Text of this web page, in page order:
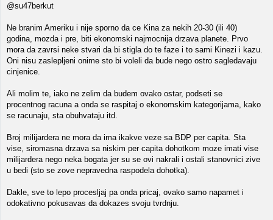
@su47berkut
Ne branim Ameriku i nije sporno da ce Kina za nekih 20-30 (ili 40)
godina, mozda i pre, biti ekonomski najmocnija drzava planete. Prvo
mora da zavrsi neke stvari da bi stigla do te faze i to sami Kinezi i kazu.
Oni nisu zaslepljeni onime sto bi voleli da bude nego ostro sagledavaju
cinjenice.
Ali molim te, iako ne zelim da budem ovako ostar, podseti se
procentnog racuna a onda se raspitaj o ekonomskim kategorijama, kako
se racunaju, sta obuhvataju itd.
Broj milijardera ne mora da ima ikakve veze sa BDP per capita. Sta
vise, siromasna drzava sa niskim per capita dohotkom moze imati vise
milijardera nego neka bogata jer su se ovi nakrali i ostali stanovnici zive
u bedi (sto se zove nepravedna raspodela dohotka).
Dakle, sve to lepo procesljaj pa onda pricaj, ovako samo napamet i
odokativno pokusavas da dokazes svoju tvrdnju.